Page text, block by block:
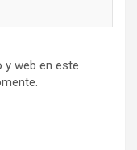
y web en este